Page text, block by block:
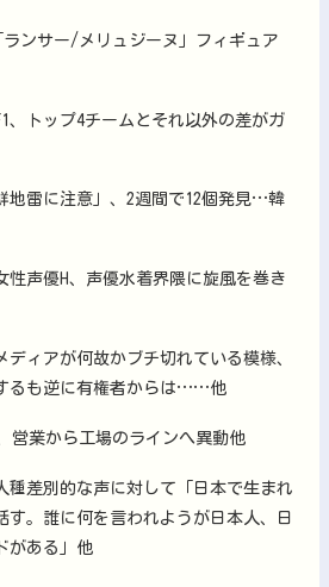
ランサー/メリュジーヌ」フィギュア
、トップ4チームとそれ以外の差がガ
地雷に注意」、2週間で12個発見…韓
性声優H、声優水着界隈に旋風を巻き
ディアが何故かブチ切れている模様、
るも逆に有権者からは……他
営業から工場のラインへ異動他
種差別的な声に対して「日本で生まれ
す。誰に何を言われようが日本人、日
がある」他